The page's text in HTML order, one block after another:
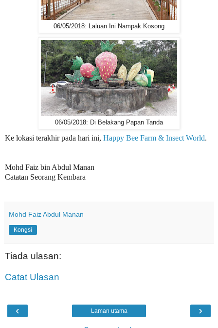
06/05/2018: Laluan Ini Nampak Kosong
06/05/2018: Di Belakang Papan Tanda
Ke lokasi terakhir pada hari ini, Happy Bee Farm & Insect World.
Mohd Faiz bin Abdul Manan
Catatan Seorang Kembara
Mohd Faiz Abdul Manan
Kongsi
Tiada ulasan:
Catat Ulasan
‹ ›
Laman utama